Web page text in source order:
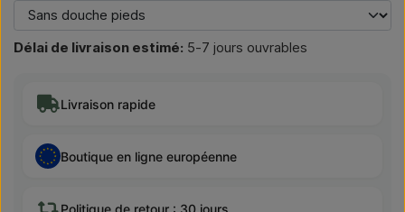
Délai de livraison estimé: 5-7 jours ouvrables
Livraison rapide
Boutique en ligne européenne
Politique de retour : 30 jours